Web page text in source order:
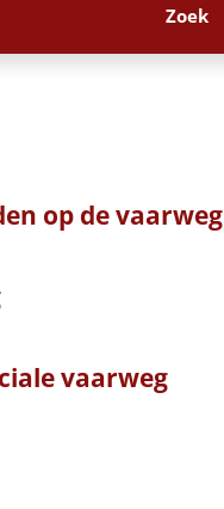
op de vaarweg
vaarweg